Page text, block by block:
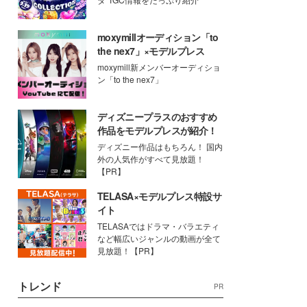
moxymillオーディション「to
the nex7」×モデルプレス
moxymill新メンバーオーディショ
ン「to the nex7」
ディズニープラスのおすすめ
作品をモデルプレスが紹介！
ディズニー作品はもちろん！ 国内
外の人気作がすべて見放題！
【PR】
TELASA×モデルプレス特設サ
イト
TELASAではドラマ・バラエティ
など幅広いジャンルの動画が全て
見放題！【PR】
トレンド PR